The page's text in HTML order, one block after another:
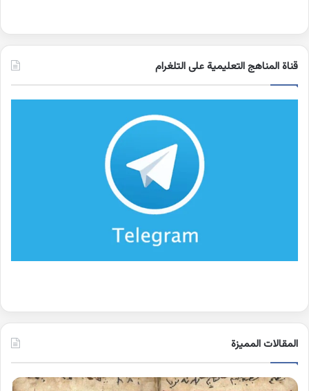
قناة المناهج التعليمية على التلغرام
المقالات المميزة
اسماء